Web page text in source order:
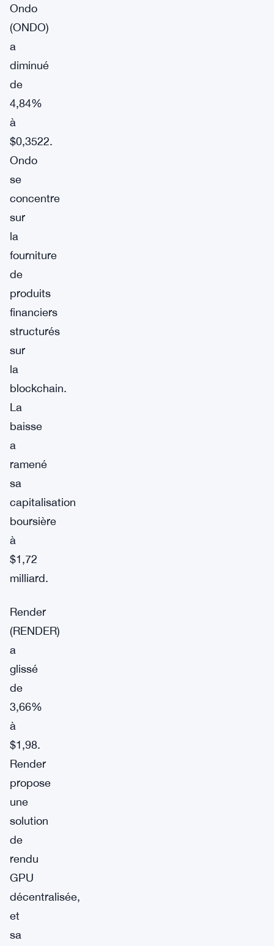
Ondo
(ONDO)
a
diminué
de
4,84%
à
$0,3522.
Ondo
se
concentre
sur
la
fourniture
de
produits
financiers
structurés
sur
la
blockchain.
La
baisse
a
ramené
sa
capitalisation
boursière
à
$1,72
milliard.
Render
(RENDER)
a
glissé
de
3,66%
à
$1,98.
Render
propose
une
solution
de
rendu
GPU
décentralisée,
et
sa